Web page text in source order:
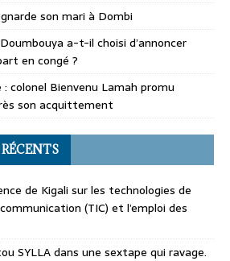
son mari à Dombi
a-t-il choisi d’annoncer
en congé ?
colonel Bienvenu Lamah promu
son acquittement
de Kigali sur les technologies de
(TIC) et l’emploi des
SYLLA dans une sextape qui ravage.